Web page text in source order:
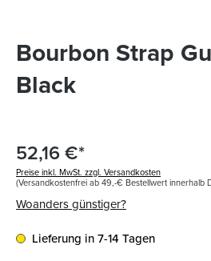
Bourbon Strap
Black
52,16 €*
Preise inkl. MwSt. zzgl. Versandkosten
(Versandkostenfrei ab 49,-€ Bestellwert innerhalb
Woanders günstiger?
Lieferung in 7-14 Tagen